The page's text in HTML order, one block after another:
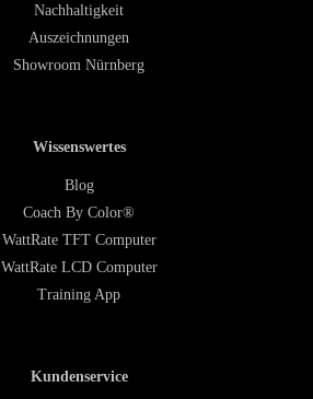
Nachhaltigkeit
Auszeichnungen
Showroom Nürnberg
Wissenswertes
Blog
Coach By Color®
WattRate TFT Computer
WattRate LCD Computer
Training App
Kundenservice